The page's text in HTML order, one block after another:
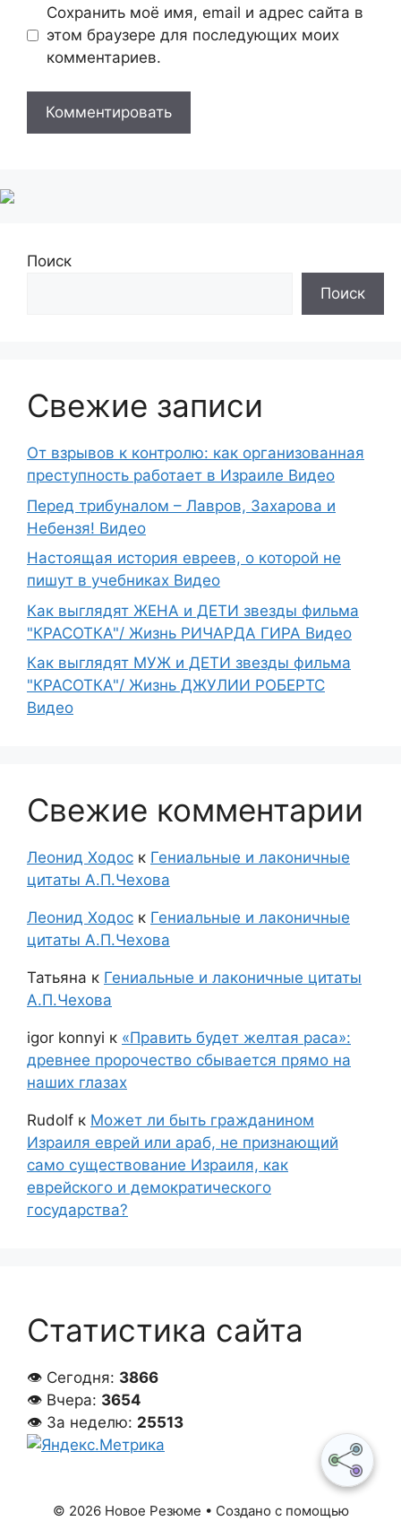
Сохранить моё имя, email и адрес сайта в
этом браузере для последующих моих
комментариев.
Поиск
Поиск
Свежие записи
От взрывов к контролю: как организованная
преступность работает в Израиле Видео
Перед трибуналом – Лавров, Захарова и
Небензя! Видео
Настоящая история евреев, о которой не
пишут в учебниках Видео
Как выглядят ЖЕНА и ДЕТИ звезды фильма
"КРАСОТКА"/ Жизнь РИЧАРДА ГИРА Видео
Как выглядят МУЖ и ДЕТИ звезды фильма
"КРАСОТКА"/ Жизнь ДЖУЛИИ РОБЕРТС
Видео
Свежие комментарии
Леонид Ходос к Гениальные и лаконичные
цитаты А.П.Чехова
Леонид Ходос к Гениальные и лаконичные
цитаты А.П.Чехова
Татьяна к Гениальные и лаконичные цитаты
А.П.Чехова
igor konnyi к «Править будет желтая раса»:
древнее пророчество сбывается прямо на
наших глазах
Rudolf к Может ли быть гражданином
Израиля еврей или араб, не признающий
само существование Израиля, как
еврейского и демократического
государства?
Статистика сайта
👁 Сегодня: 3866
👁 Вчера: 3654
👁 За неделю: 25513
© 2026 Новое Резюме • Создано с помощью